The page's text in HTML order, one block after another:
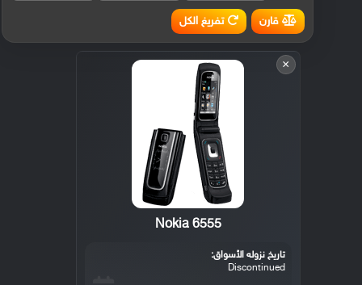
قارن تفريغ الكل
×
Nokia 6555
تاريخ نزوله الأسواق:
Discontinued